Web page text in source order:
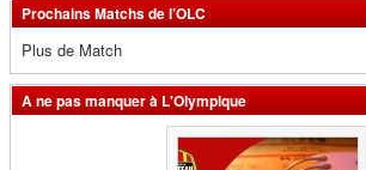
Prochains Matchs de l’OLC
Plus de Match
A ne pas manquer à L'Olympique